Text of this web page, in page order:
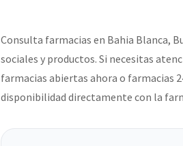
Consulta farmacias en Bahia Blanca,
sociales y productos. Si necesitas
farmacias abiertas ahora o farmacias
disponibilidad directamente con la